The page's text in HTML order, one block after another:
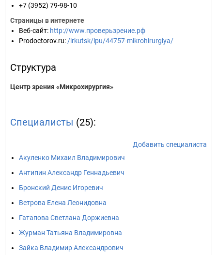
+7 (3952) 79-98-10
Страницы в интернете
Веб-сайт: http://www.проверьзрение.рф
Prodoctorov.ru: /irkutsk/lpu/44757-mikrohirurgiya/
Структура
Центр зрения «Микрохирургия»
Специалисты (25):
Добавить специалиста
Акуленко Михаил Владимирович
Антипин Александр Геннадьевич
Бронский Денис Игоревич
Ветрова Елена Леонидовна
Гатапова Светлана Доржиевна
Журман Татьяна Владимировна
Зайка Владимир Александрович